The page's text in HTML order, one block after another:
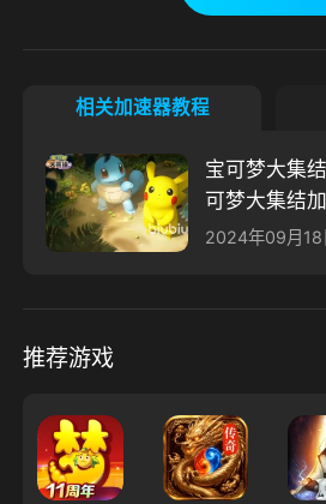
相关加速器教程
宝可梦大集
可梦大集结
2024年09月18
推荐游戏